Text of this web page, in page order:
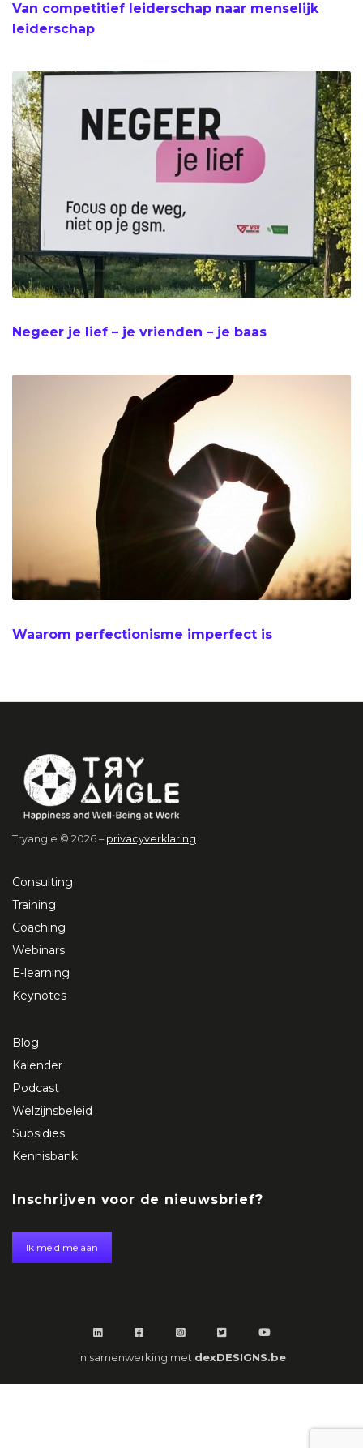
Van competitief leiderschap naar menselijk
leiderschap
Negeer je lief – je vrienden – je baas
Waarom perfectionisme imperfect is
Tryangle © 2026 – privacyverklaring
Consulting
Training
Coaching
Webinars
E-learning
Keynotes
Blog
Kalender
Podcast
Welzijnsbeleid
Subsidies
Kennisbank
Inschrijven voor de nieuwsbrief?
Ik meld me aan
in samenwerking met dexDESIGNS.be